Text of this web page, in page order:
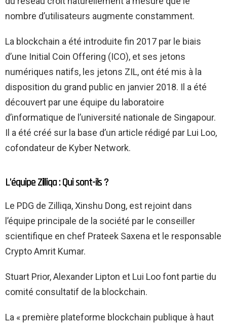
nombre d’utilisateurs augmente constamment.
La blockchain a été introduite fin 2017 par le biais
d’une Initial Coin Offering (ICO), et ses jetons
numériques natifs, les jetons ZIL, ont été mis à la
disposition du grand public en janvier 2018. Il a été
découvert par une équipe du laboratoire
d’informatique de l’université nationale de Singapour.
Il a été créé sur la base d’un article rédigé par Lui Loo,
cofondateur de Kyber Network.
L’équipe Zilliqa : Qui sont-ils ?
Le PDG de Zilliqa, Xinshu Dong, est rejoint dans
l’équipe principale de la société par le conseiller
scientifique en chef Prateek Saxena et le responsable
Crypto Amrit Kumar.
Stuart Prior, Alexander Lipton et Lui Loo font partie du
comité consultatif de la blockchain.
La « première plateforme blockchain publique à haut